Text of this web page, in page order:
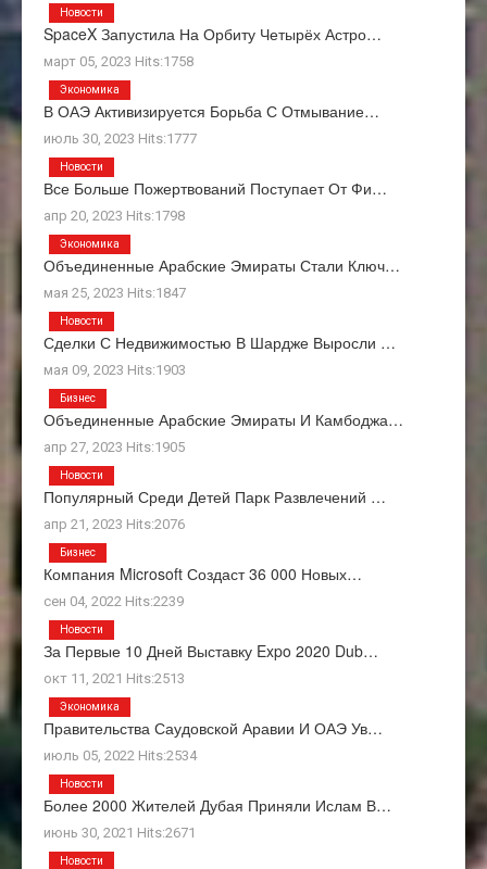
SpaceX Запустила На Орбиту Четырёх Астро…
март 05, 2023 Hits:1758
Новости
В ОАЭ Активизируется Борьба С Отмывание…
июль 30, 2023 Hits:1777
Экономика
Все Больше Пожертвований Поступает От Фи…
апр 20, 2023 Hits:1798
Новости
Объединенные Арабские Эмираты Стали Ключ…
мая 25, 2023 Hits:1847
Экономика
Сделки С Недвижимостью В Шардже Выросли …
мая 09, 2023 Hits:1903
Новости
Объединенные Арабские Эмираты И Камбоджа…
апр 27, 2023 Hits:1905
Бизнес
Популярный Среди Детей Парк Развлечений …
апр 21, 2023 Hits:2076
Новости
Компания Microsoft Создаст 36 000 Новых…
сен 04, 2022 Hits:2239
Бизнес
За Первые 10 Дней Выставку Expo 2020 Dub…
окт 11, 2021 Hits:2513
Новости
Правительства Саудовской Аравии И ОАЭ Ув…
июль 05, 2022 Hits:2534
Экономика
Более 2000 Жителей Дубая Приняли Ислам В…
июнь 30, 2021 Hits:2671
Новости
Новости